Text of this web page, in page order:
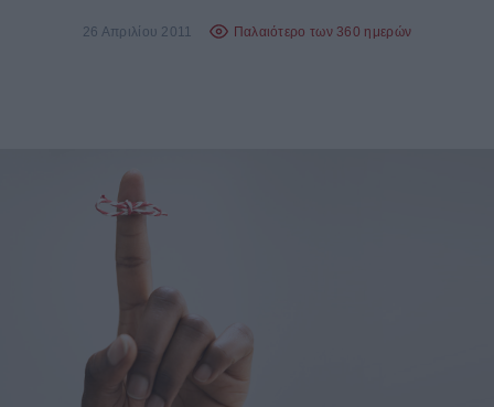
26 Απριλίου 2011 Παλαιότερο των 360 ημερών